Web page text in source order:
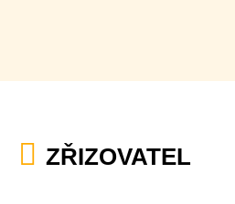
ZŘIZOVATEL